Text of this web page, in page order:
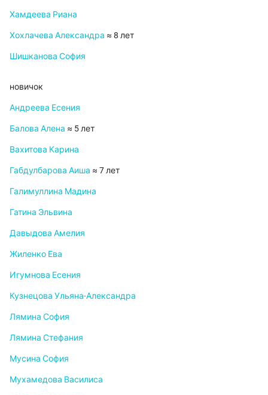
Хамдеева Риана
Хохлачева Александра ≈ 8 лет
Шишканова София
новичок
Андреева Есения
Балова Алена ≈ 5 лет
Вахитова Карина
Габдулбарова Аиша ≈ 7 лет
Галимуллина Мадина
Гатина Эльвина
Давыдова Амелия
Жиленко Ева
Игумнова Есения
Кузнецова Ульяна-Александра
Лямина София
Лямина Стефания
Мусина София
Мухамедова Василиса